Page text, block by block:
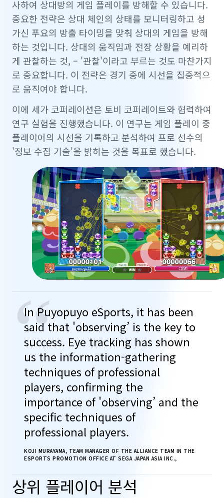
사하여 상대방의 게임 플레이를 방해할 수 있습니다.
중요한 전략은 상대 체인의 상태를 모니터링하고 성
가신 푸요의 방출 타이밍을 맞춰 상대의 게임을 방해
하는 것입니다. 상대의 움직임과 전장 상황을 예리하
게 관찰하는 것, – '관찰'이라고 부르는 것도 마찬가지
로 중요합니다. 이 전략은 경기 중에 시선을 집중적으
로 움직여야 합니다.
이에 세가 코퍼레이션은 토비 코퍼레이트와 협력하여
연구 실험을 진행했습니다. 이 연구는 게임 플레이 중
플레이어의 시선을 기록하고 분석하여 프로 선수의
'정보 수집 기술'을 밝히는 것을 목표로 했습니다.
“
In Puyopuyo eSports, it has been
said that 'observing’ is the key to
success. Eye tracking has shown
us the information-gathering
techniques of professional
players, confirming the
importance of 'observing’ and the
specific techniques of
professional players.
KOJI MURAYAMA, TEAM MANAGER OF THE ALLIANCE TEAM IN THE
ESPORTS PROMOTION OFFICE AT SEGA JAPAN ASIA INC.,
상위 플레이어 분석